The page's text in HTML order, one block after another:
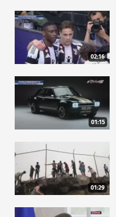
02:16
01:15
01:29